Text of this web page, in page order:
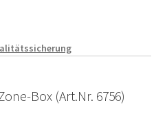
Box (Art.Nr. 6756)